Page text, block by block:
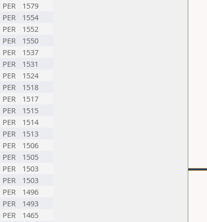
PER
1579
PER
1554
PER
1552
PER
1550
PER
1537
PER
1531
PER
1524
PER
1518
PER
1517
PER
1515
PER
1514
PER
1513
PER
1506
PER
1505
PER
1503
PER
1503
PER
1496
PER
1493
PER
1465